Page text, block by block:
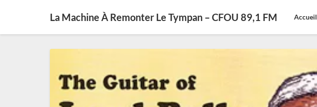
La Machine À Remonter Le Tympan – CFOU 89,1 FM Accueil
Belly,
l’étincelle
qui